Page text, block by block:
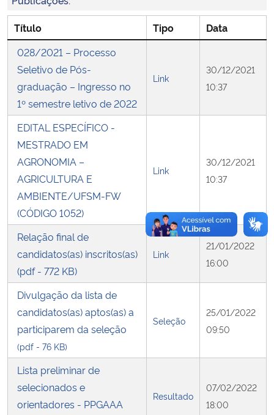
Secretaria-Geral
Gabinete de Segurança Institucional
Advocacia-Geral da União
Banco Central do Brasil
Título Tipo
Data
028/2021 – Processo
Seletivo de Pós-
graduação – Ingresso no
1º semestre letivo de 2022
Link
30/12/2021
10:37
EDITAL ESPECÍFICO -
MESTRADO EM
AGRONOMIA –
AGRICULTURA E
AMBIENTE/UFSM-FW
(CÓDIGO 1052)
Link
30/12/2021
10:37
Relação final de
candidatos(as) inscritos(as)
(pdf - 772 KB)
Link
21/01/2022
16:00
Divulgação da lista de
candidatos(as) aptos(as) a
participarem da seleção
(pdf - 76 KB)
Seleção
25/01/2022
09:50
Lista preliminar de
selecionados e
orientadores - PPGAAA
Resultado
07/02/2022
18:00